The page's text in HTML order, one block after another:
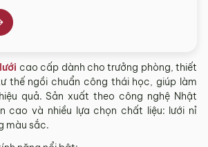
sử dụng ưa chuộng. Với thiết kế hiện
chỉnh linh hoạt, ghế trưởng phòng
làm việc thoải mái, phù hợp với nhu
cao cấp dành cho trưởng phòng, thiết
thế ngồi chuẩn công thái học, giúp làm
quả. Sản xuất theo công nghệ Nhật
cao và nhiều lựa chọn chất liệu: lưới nỉ
màu sắc.